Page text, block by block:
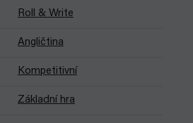
Roll & Write
Angličtina
Kompetitivní
Základní hra